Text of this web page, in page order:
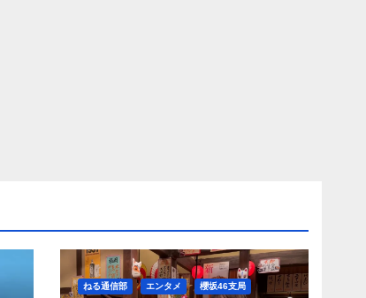
ねる通信部 エンタメ 櫻坂46支局